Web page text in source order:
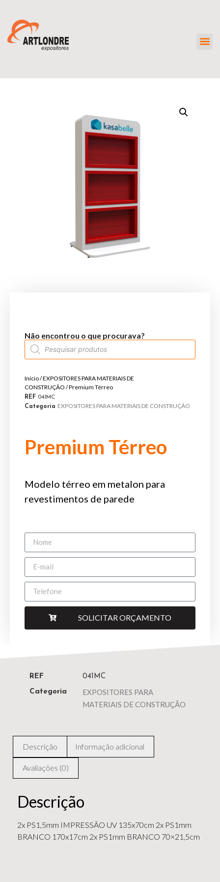
Não encontrou o que procurava?
Início/EXPOSITORES PARA MATERIAIS DE
CONSTRUÇÃO / Premium Térreo
REF 041MC
Categoria EXPOSITORES PARA MATERIAIS DE CONSTRUÇÃO
Premium Térreo
Modelo térreo em metalon para
revestimentos de parede
SOLICITAR ORÇAMENTO
REF 041MC
Categoria
EXPOSITORES PARA
MATERIAIS DE CONSTRUÇÃO
Descrição Informação adicional
Avaliações (0)
Descrição
2x PS1,5mm IMPRESSÃO UV 135x70cm 2x PS1mm
BRANCO 170x17cm 2x PS1mm BRANCO 70×21,5cm